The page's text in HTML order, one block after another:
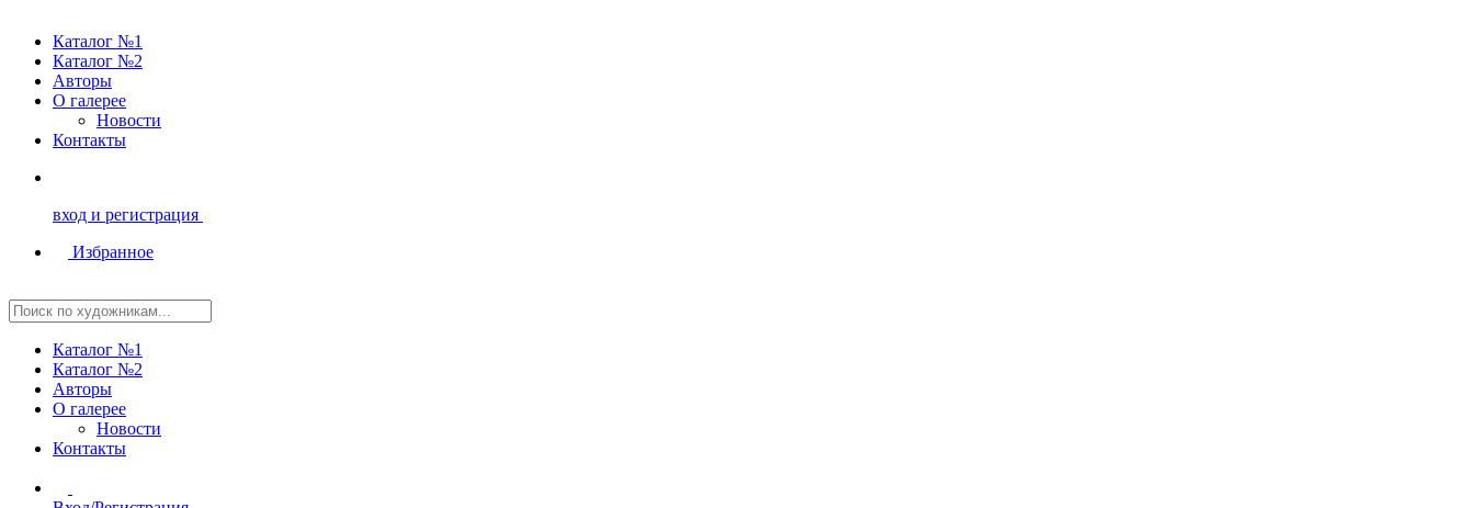
Каталог №1
Каталог №2
Авторы
О галерее
Новости
Контакты
вход и регистрация
Избранное
Каталог №1
Каталог №2
Авторы
О галерее
Новости
Контакты